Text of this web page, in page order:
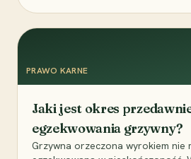
PRAWO KARNE
Jaki jest okres
egzekwowania grzywny?
Grzywna orzeczona wyrokiem nie